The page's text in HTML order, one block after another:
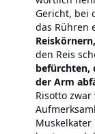
Gericht, bei
das Rühren
Reiskörnern,
den Reis
befürchten,
der Arm
Risotto